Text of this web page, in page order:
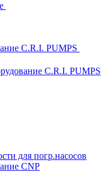
C.R.I. PUMPS
C.R.I. PUMPS
для погр.насосов
CNP